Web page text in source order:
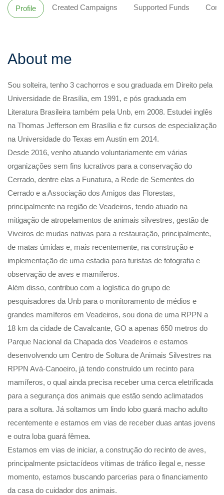
Profile Created Campaigns Supported Funds
About me
Sou solteira, tenho 3 cachorros e sou graduada em Direito pela
Universidade de Brasília, em 1991, e pós graduada em
Literatura Brasileira também pela Unb, em 2008. Estudei inglês
na Thomas Jefferson em Brasília e fiz cursos de especialização
na Universidade do Texas em Austin em 2014.
Desde 2016, venho atuando voluntariamente em várias
organizações sem fins lucrativos para a conservação do
Cerrado, dentre elas a Funatura, a Rede de Sementes do
Cerrado e a Associação dos Amigos das Florestas,
principalmente na região de Veadeiros, tendo atuado na
mitigação de atropelamentos de animais silvestres, gestão de
Viveiros de mudas nativas para a restauração, principalmente,
de matas úmidas e, mais recentemente, na construção e
implementação de uma estadia para turistas de fotografia e
observação de aves e mamíferos.
Além disso, contribuo com a logística do grupo de
pesquisadores da Unb para o monitoramento de médios e
grandes mamíferos em Veadeiros, sou dona de uma RPPN a
18 km da cidade de Cavalcante, GO a apenas 650 metros do
Parque Nacional da Chapada dos Veadeiros e estamos
desenvolvendo um Centro de Soltura de Animais Silvestres na
RPPN Avá-Canoeiro, já tendo construído um recinto para
mamíferos, o qual ainda precisa receber uma cerca eletrificada
para a segurança dos animais que estão sendo aclimatados
para a soltura. Já soltamos um lindo lobo guará macho adulto
recentemente e estamos em vias de receber duas antas jovens
e outra loba guará fêmea.
Estamos em vias de iniciar, a construção do recinto de aves,
principalmente psictacídeos vítimas de tráfico ilegal e, nesse
momento, estamos buscando parcerias para o financiamento
da casa do cuidador dos animais.